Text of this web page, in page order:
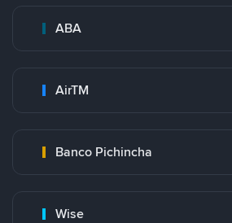
ABA
AirTM
Banco Pichincha
Wise